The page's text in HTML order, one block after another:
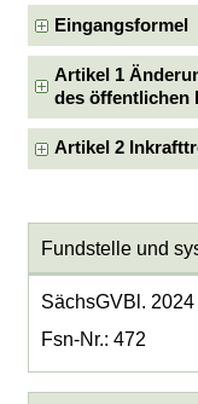
Eingangsformel
Artikel 1
des öffentlichen
Artikel 2
Fundstelle und
SächsGVBl. 2024
Fsn-Nr.: 472